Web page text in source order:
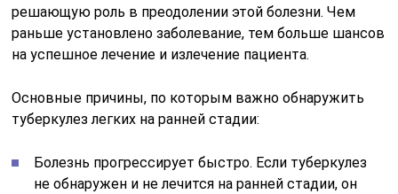
решающую роль в преодолении этой болезни. Чем
раньше установлено заболевание, тем больше шансов
на успешное лечение и излечение пациента.
Основные причины, по которым важно обнаружить
туберкулез легких на ранней стадии:
Болезнь прогрессирует быстро. Если туберкулез
не обнаружен и не лечится на ранней стадии, он